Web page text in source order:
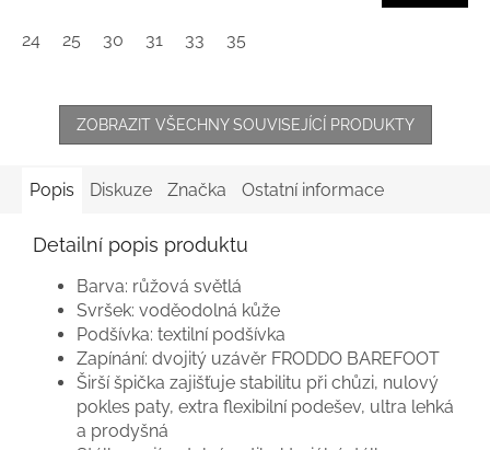
24 25 30 31 33 35
ZOBRAZIT VŠECHNY SOUVISEJÍCÍ PRODUKTY
Popis Diskuze Značka Ostatní informace
Detailní popis produktu
Barva: růžová světlá
Svršek: voděodolná kůže
Podšívka: textilní podšívka
Zapínání: dvojitý uzávěr FRODDO BAREFOOT
Širší špička zajišťuje stabilitu při chůzi, nulový
pokles paty, extra flexibilní podešev, ultra lehká
a prodyšná